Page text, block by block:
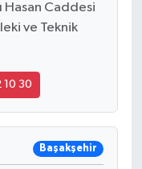
Hasan Caddesi
ve Teknik
10 30
Başakşehir